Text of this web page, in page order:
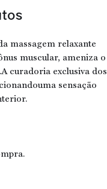
massagem relaxante
muscular, ameniza o
curadoria exclusiva dos
sensação